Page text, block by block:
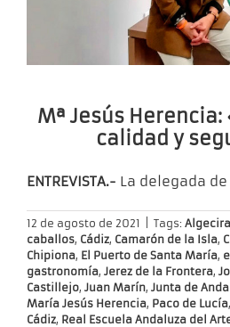
Mª Jesús
calidad y
ENTREVISTA.- La delegada
12 de agosto de 2021 Tags:
caballos, Cádiz, Camarón de la Isla,
Chipiona, El Puerto de Santa María,
gastronomía, Jerez de la Frontera,
Castillejo, Juan Marín, Junta de
María Jesús Herencia, Paco de Lucía,
Cádiz, Real Escuela Andaluza del